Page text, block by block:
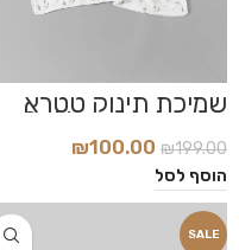
שמיכת תינוק טטרא
במבוק דגם Cotton
Flowers
₪199.00
₪100.00
הוסף לסל
SALE